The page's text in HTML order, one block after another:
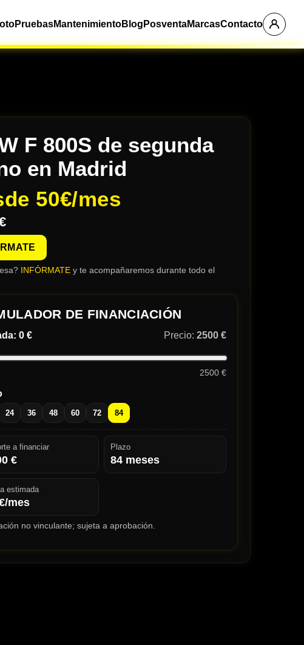
PruebasMantenimientoBlog PosventaMarcasContacto
F 800S de segunda
en Madrid
50€/mes
INFÓRMATEy te acompañaremos durante todo el
DE FINANCIACIÓN
0 € Precio: 2500 €
2500 €
24 36 48 60 72 84
a financiar
€
Plazo
84 meses
estimada
mes
no vinculante; sujeta a aprobación.